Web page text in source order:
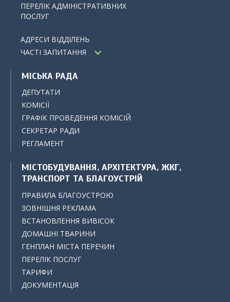
ПЕРЕЛІК АДМІНІСТРАТИВНИХ
ПОСЛУГ
АДРЕСИ ВІДДІЛЕНЬ
ЧАСТІ ЗАПИТАННЯ
МІСЬКА РАДА
ДЕПУТАТИ
КОМІСІЇ
ГРАФІК ПРОВЕДЕННЯ КОМІСІЙ
СЕКРЕТАР РАДИ
РЕГЛАМЕНТ
МІСТОБУДУВАННЯ, АРХІТЕКТУРА, ЖКГ,
ТРАНСПОРТ ТА БЛАГОУСТРІЙ
ПРАВИЛА БЛАГОУСТРОЮ
ЗОВНІШНЯ РЕКЛАМА
ВСТАНОВЛЕННЯ ВИВІСОК
ДОМАШНІ ТВАРИНИ
ГЕНПЛАН МІСТА ПЕРЕЧИН
ПЕРЕЛІК ПОСЛУГ
ТАРИФИ
ДОКУМЕНТАЦІЯ